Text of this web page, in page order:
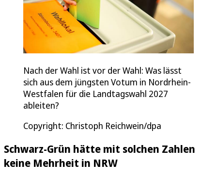
Nach der Wahl ist vor der Wahl: Was lässt
sich aus dem jüngsten Votum in Nordrhein-
Westfalen für die Landtagswahl 2027
ableiten?
Copyright: Christoph Reichwein/dpa
Schwarz-Grün hätte mit solchen Zahlen
keine Mehrheit in NRW